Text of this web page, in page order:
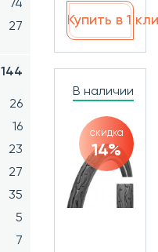
74
27
144
26
16
23
27
35
5
7
Купить в 1
В наличии
скидка
14%